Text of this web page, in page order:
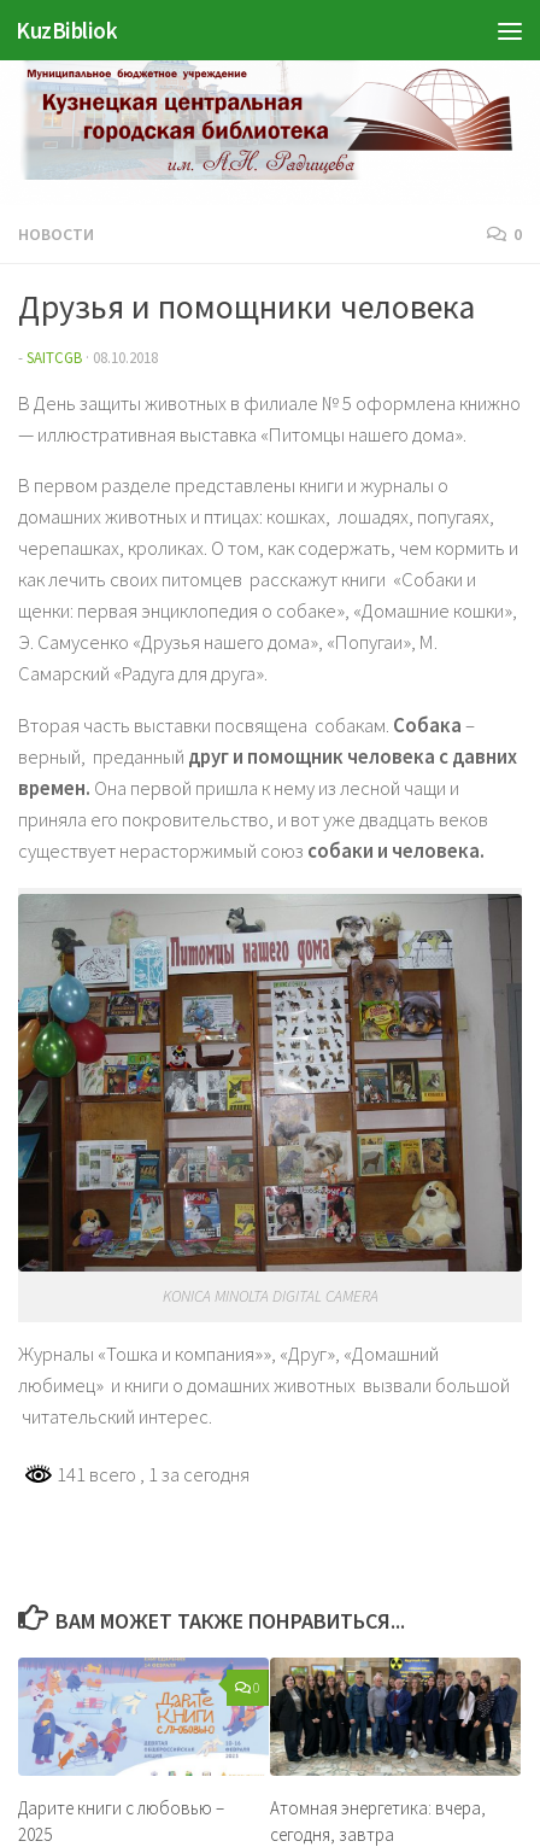
Перейти к содержимому
KuzBibliok
НОВОСТИ 0
Друзья и помощники человека
-SAITCGB · 08.10.2018
В День защиты животных в филиале № 5 оформлена книжно
— иллюстративная выставка «Питомцы нашего дома».
В первом разделе представлены книги и журналы о
домашних животных и птицах: кошках, лошадях, попугаях,
черепашках, кроликах. О том, как содержать, чем кормить и
как лечить своих питомцев расскажут книги «Собаки и
щенки: первая энциклопедия о собаке», «Домашние кошки»,
Э. Самусенко «Друзья нашего дома», «Попугаи», М.
Самарский «Радуга для друга».
Вторая часть выставки посвящена собакам. Собака–
верный, преданный друг и помощник человека с давних
времен. Она первой пришла к нему из лесной чащи и
приняла его покровительство, и вот уже двадцать веков
существует нерасторжимый союз собаки и человека.
KONICA MINOLTA DIGITAL CAMERA
Журналы «Тошка и компания»», «Друг», «Домашний
любимец» и книги о домашних животных вызвали большой
читательский интерес.
141 всего , 1 за сегодня
ВАМ МОЖЕТ ТАКЖЕ ПОНРАВИТЬСЯ...
0
Дарите книги с любовью –
2025
Атомная энергетика: вчера,
сегодня, завтра